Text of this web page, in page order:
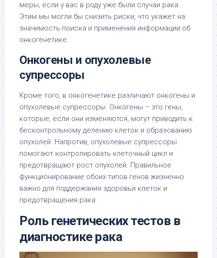
меры, если у вас в роду уже были случаи рака.
Этим мы могли бы снизить риски, что укажет на
значимость поиска и применения информации об
онкогенетике.
Онкогены и опухолевые
супрессоры
Кроме того, в онкогенетике различают онкогены и
опухолевые супрессоры. Онкогены – это гены,
которые, если они изменяются, могут приводить к
бесконтрольному делению клеток и образованию
опухолей. Напротив, опухолевые супрессоры
помогают контролировать клеточный цикл и
предотвращают рост опухолей. Правильное
функционирование обоих типов генов жизненно
важно для поддержания здоровья клеток и
предотвращения рака.
Роль генетических тестов в
диагностике рака